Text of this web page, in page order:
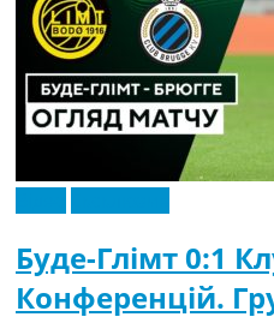
Буде-Глімт 0:1
Конференцій.